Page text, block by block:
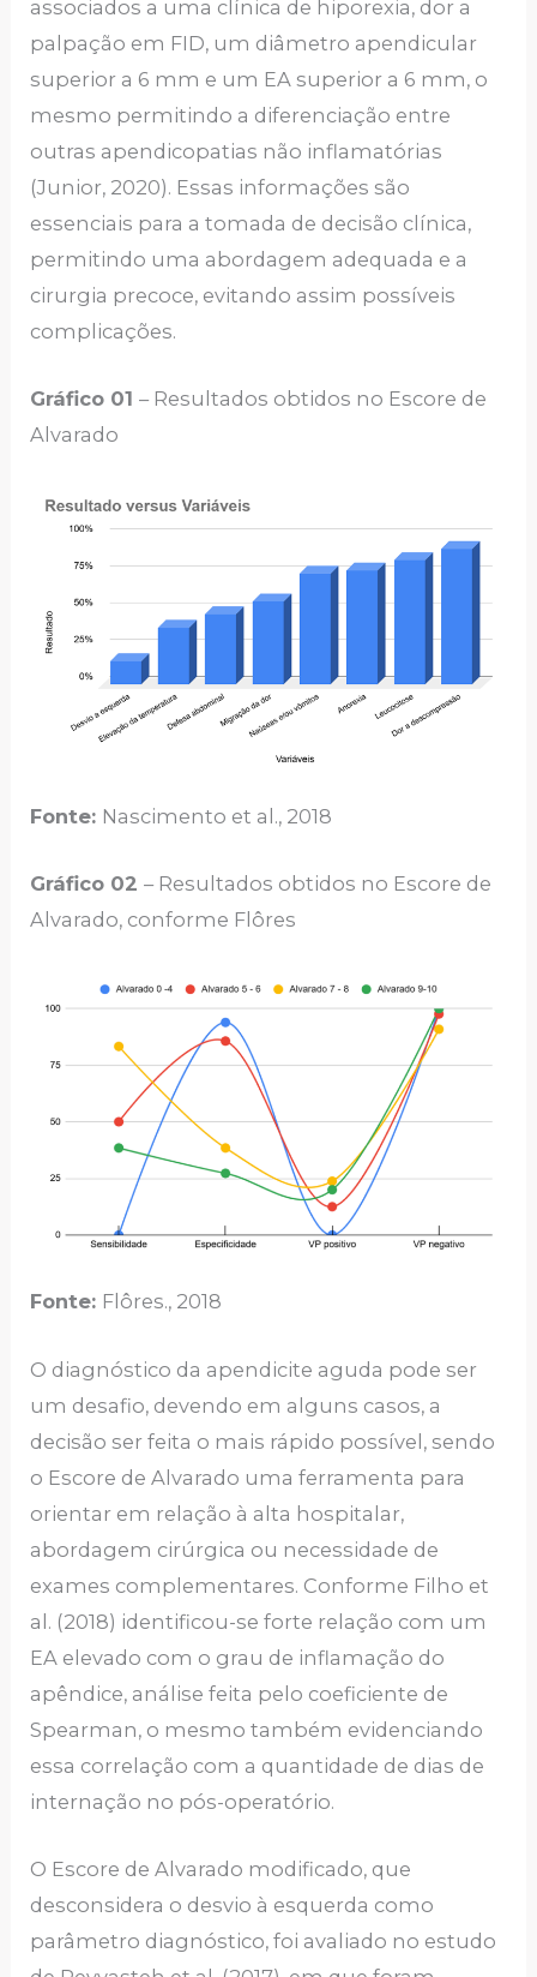
associados a uma clínica de hiporexia, dor a
palpação em FID, um diâmetro apendicular
superior a 6 mm e um EA superior a 6 mm, o
mesmo permitindo a diferenciação entre
outras apendicopatias não inflamatórias
(Junior, 2020). Essas informações são
essenciais para a tomada de decisão clínica,
permitindo uma abordagem adequada e a
cirurgia precoce, evitando assim possíveis
complicações.
Gráfico 01– Resultados obtidos no Escore de
Alvarado
Fonte: Nascimento et al., 2018
Gráfico 02– Resultados obtidos no Escore de
Alvarado, conforme Flôres
Fonte: Flôres., 2018
O diagnóstico da apendicite aguda pode ser
um desafio, devendo em alguns casos, a
decisão ser feita o mais rápido possível, sendo
o Escore de Alvarado uma ferramenta para
orientar em relação à alta hospitalar,
abordagem cirúrgica ou necessidade de
exames complementares. Conforme Filho et
al. (2018) identificou-se forte relação com um
EA elevado com o grau de inflamação do
apêndice, análise feita pelo coeficiente de
Spearman, o mesmo também evidenciando
essa correlação com a quantidade de dias de
internação no pós-operatório.
O Escore de Alvarado modificado, que
desconsidera o desvio à esquerda como
parâmetro diagnóstico, foi avaliado no estudo